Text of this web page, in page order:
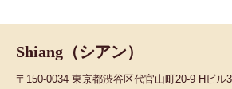
Shiang（シアン）
〒150-0034 東京都渋谷区代官山町20-9 Hビ